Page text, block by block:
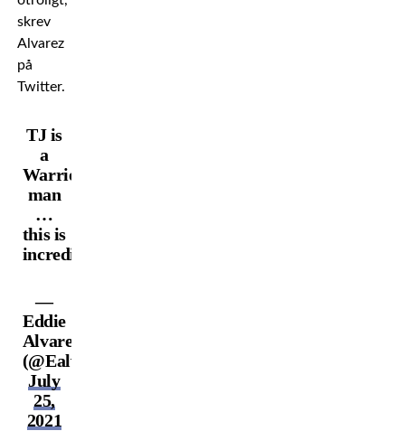
skrev
Alvarez
på
Twitter.
TJ is
a
Warrior
man
…
this is
incredible
—
Eddie
Alvarez
(@Ealvarezfight)
July
25,
2021